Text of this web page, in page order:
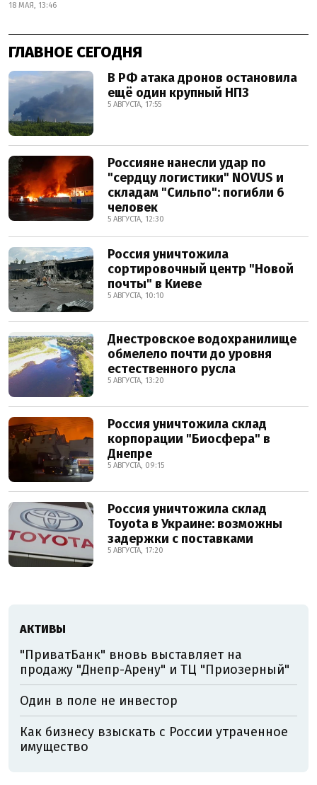
18 МАЯ, 13:46
ГЛАВНОЕ СЕГОДНЯ
В РФ атака дронов остановила
ещё один крупный НПЗ
5 АВГУСТА, 17:55
Россияне нанесли удар по
"сердцу логистики" NOVUS и
складам "Сильпо": погибли 6
человек
5 АВГУСТА, 12:30
Россия уничтожила
сортировочный центр "Новой
почты" в Киеве
5 АВГУСТА, 10:10
Днестровское водохранилище
обмелело почти до уровня
естественного русла
5 АВГУСТА, 13:20
Россия уничтожила склад
корпорации "Биосфера" в
Днепре
5 АВГУСТА, 09:15
Россия уничтожила склад
Toyota в Украине: возможны
задержки с поставками
5 АВГУСТА, 17:20
АКТИВЫ
"ПриватБанк" вновь выставляет на
продажу "Днепр-Арену" и ТЦ "Приозерный"
Один в поле не инвестор
Как бизнесу взыскать с России утраченное
имущество